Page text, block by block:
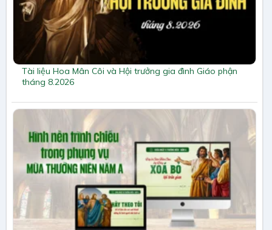
Tài liệu Hoa Mân Côi và Hội trưởng gia đình Giáo phận
tháng 8.2026